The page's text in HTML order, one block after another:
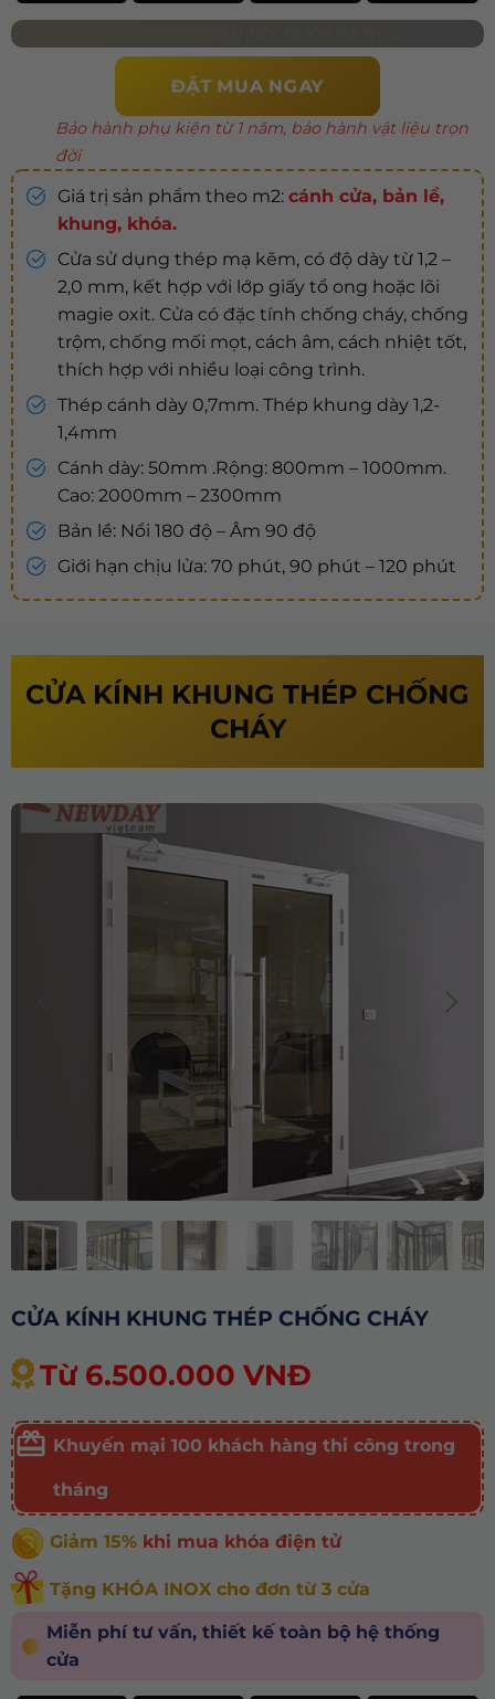
ĐẶT MUA NGAY
Bảo hành phụ kiện từ 1 năm, bảo hành vật liệu trọn
đời
Giá trị sản phẩm theo m2: cánh cửa, bản lề,
khung, khóa.
Cửa sử dụng thép mạ kẽm, có độ dày từ 1,2 –
2,0 mm, kết hợp với lớp giấy tổ ong hoặc lõi
magie oxit. Cửa có đặc tính chống cháy, chống
trộm, chống mối mọt, cách âm, cách nhiệt tốt,
thích hợp với nhiều loại công trình.
Thép cánh dày 0,7mm. Thép khung dày 1,2-
1,4mm
Cánh dày: 50mm .Rộng: 800mm – 1000mm.
Cao: 2000mm – 2300mm
Bản lề: Nổi 180 độ – Âm 90 độ
Giới hạn chịu lửa: 70 phút, 90 phút – 120 phút
CỬA KÍNH KHUNG THÉP CHỐNG
CHÁY
CỬA KÍNH KHUNG THÉP CHỐNG CHÁY
Từ 6.500.000 VNĐ
Khuyến mại 100 khách hàng thi công trong
tháng
Giảm 15%khi mua khóa điện tử
Tặng KHÓA INOX cho đơn từ 3 cửa
Miễn phí tư vấn, thiết kế toàn bộ hệ thống
cửa